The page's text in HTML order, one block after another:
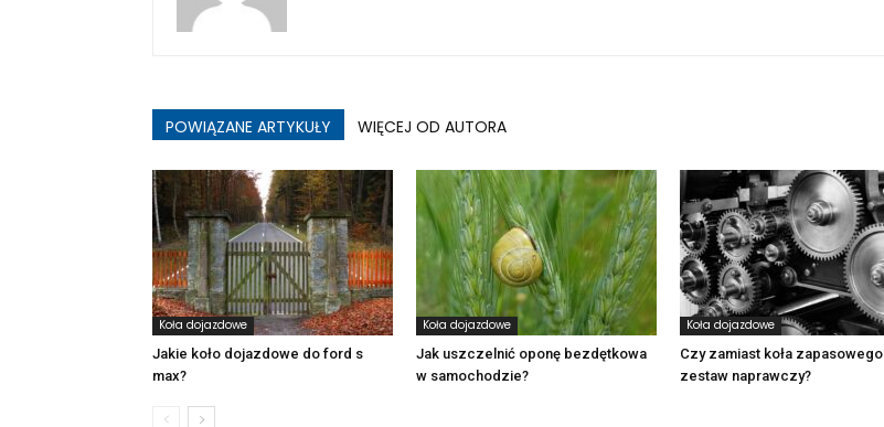
POWIĄZANE ARTYKUŁY WIĘCEJ OD AUTORA
Koła dojazdowe
Jakie koło dojazdowe do ford s
max?
Koła dojazdowe
Jak uszczelnić oponę bezdętkowa
w samochodzie?
Koła dojazdowe
Czy zamiast koła zapasowego
zestaw naprawczy?